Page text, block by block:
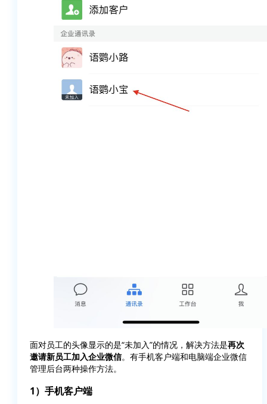
面对员工的头像显示的是“未加入”的情况，解决方法是再次
邀请新员工加入企业微信。有手机客户端和电脑端企业微信
管理后台两种操作方法。
1）手机客户端